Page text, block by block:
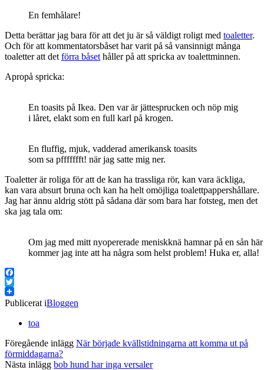
En femhålare!
Detta berättar jag bara för att det ju är så väldigt roligt med toaletter.
Och för att kommentatorsbåset har varit på så vansinnigt många
toaletter att det förra båset håller på att spricka av toalettminnen.
Apropå spricka:
En toasits på Ikea. Den var är jättesprucken och nöp mig
i låret, elakt som en full karl på krogen.
En fluffig, mjuk, vadderad amerikansk toasits
som sa pffffffft! när jag satte mig ner.
Toaletter är roliga för att de kan ha trassliga rör, kan vara äckliga,
kan vara absurt bruna och kan ha helt omöjliga toalettpappershållare.
Jag har ännu aldrig stött på sådana där som bara har fotsteg, men det
ska jag tala om:
Om jag med mitt nyopererade meniskknä hamnar på en sån
kommer jag inte att ha några som helst problem! Huka er, alla!
Facebook
Twitter
Publicerat iBloggen
toa
Föregående inlägg När började kvällstidningarna att komma ut på
förmiddagarna?
Nästa inlägg bob hund har inga versaler